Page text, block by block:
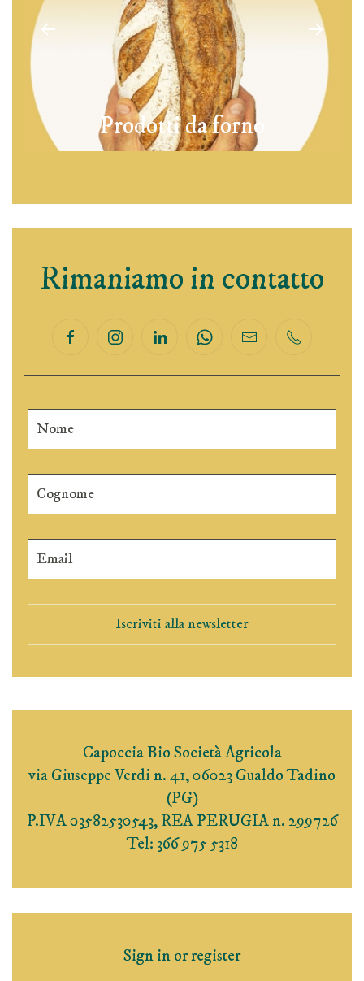
Prodotti da forno
Rimaniamo in contatto
Iscriviti alla newsletter
Capoccia Bio Società Agricola
via Giuseppe Verdi n. 41, 06023 Gualdo Tadino
(PG)
P.IVA 03582530543, REA PERUGIA n. 299726
Tel: 366 975 5318
Sign in or register